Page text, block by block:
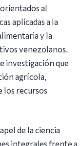
al
aplicadas a la
y la
venezolanos.
investigación que
agrícola,
los recursos
de la ciencia
integrales frente a